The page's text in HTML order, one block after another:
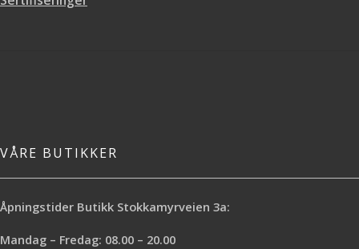
VÅRE BUTIKKER
Åpningstider Butikk Stokkamyrveien 3a:
Mandag – Fredag: 08.00 – 20.00